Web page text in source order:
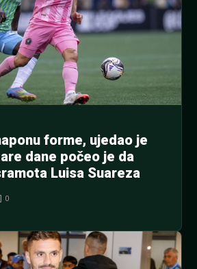
forme, ujedao je
dane počeo je da
Luisa Suareza
0